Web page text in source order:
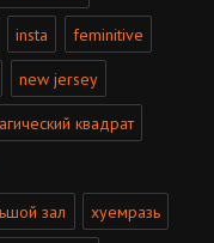
insta feminitive
new jersey
квадрат
зал хуемразь